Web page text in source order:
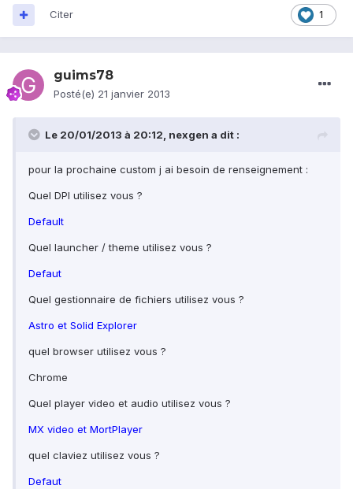
1
Citer
guims78
Posté(e) 21 janvier 2013
Le 20/01/2013 à 20:12, nexgen a dit :
pour la prochaine custom j ai besoin de renseignement :
Quel DPI utilisez vous ?
Default
Quel launcher / theme utilisez vous ?
Defaut
Quel gestionnaire de fichiers utilisez vous ?
Astro et Solid Explorer
quel browser utilisez vous ?
Chrome
Quel player video et audio utilisez vous ?
MX video et MortPlayer
quel claviez utilisez vous ?
Defaut